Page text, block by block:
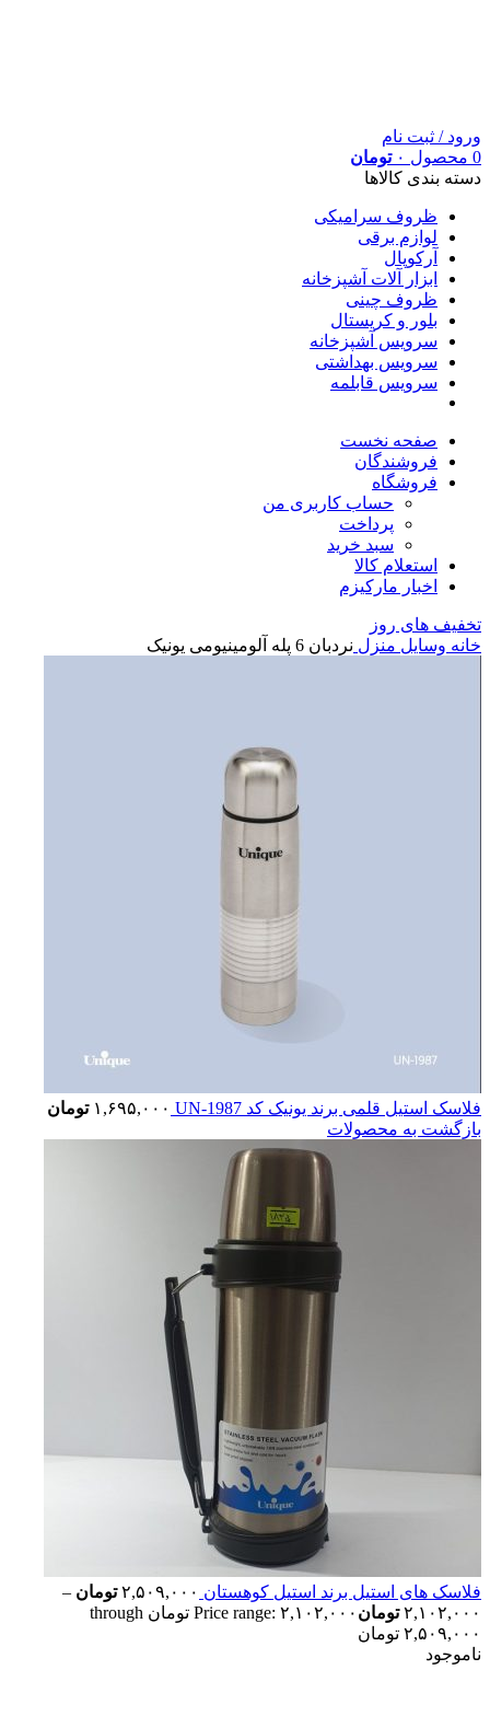
ورود / ثبت نام
0 محصول ۰ تومان
دسته بندی کالاها
ظروف سرامیکی
لوازم برقی
آرکوپال
ابزار آلات آشپزخانه
ظروف چینی
بلور و کریستال
سرویس آشپزخانه
سرویس بهداشتی
سرویس قابلمه
صفحه نخست
فروشندگان
فروشگاه
حساب کاربری من
پرداخت
سبد خرید
استعلام کالا
اخبار مارکیزم
تخفیف های روز
خانه وسایل منزل نردبان 6 پله آلومینیومی یونیک
فلاسک استیل قلمی برند یونیک کد UN-1987 ۱,۶۹۵,۰۰۰ تومان
بازگشت به محصولات
فلاسک های استیل برند استیل کوهستان ۲,۵۰۹,۰۰۰ تومان –
۲,۱۰۲,۰۰۰ تومان
Price range: ۲,۱۰۲,۰۰۰ تومان through
۲,۵۰۹,۰۰۰ تومان
ناموجود